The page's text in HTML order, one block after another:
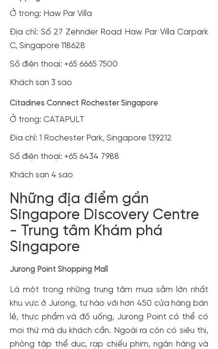
Ở trong: Haw Par Villa
Địa chỉ: Số 27 Zehnder Road Haw Par Villa Carpark
C, Singapore 118628
Số điện thoại: +65 6665 7500
Khách sạn 3 sao
Citadines Connect Rochester Singapore
Ở trong: CATAPULT
Địa chỉ: 1 Rochester Park, Singapore 139212
Số điện thoại: +65 6434 7988
Khách sạn 4 sao
Những địa điểm gần
Singapore Discovery Centre
- Trung tâm Khám phá
Singapore
Jurong Point Shopping Mall
Là một trong những trung tâm mua sắm lớn nhất
khu vực ở Jurong, tự hào với hơn 450 cửa hàng bán
lẻ, thực phẩm và đồ uống, Jurong Point có thể có
mọi thứ mà du khách cần. Ngoài ra còn có siêu thị,
phòng tập thể dục, rạp chiếu phim, ngân hàng và